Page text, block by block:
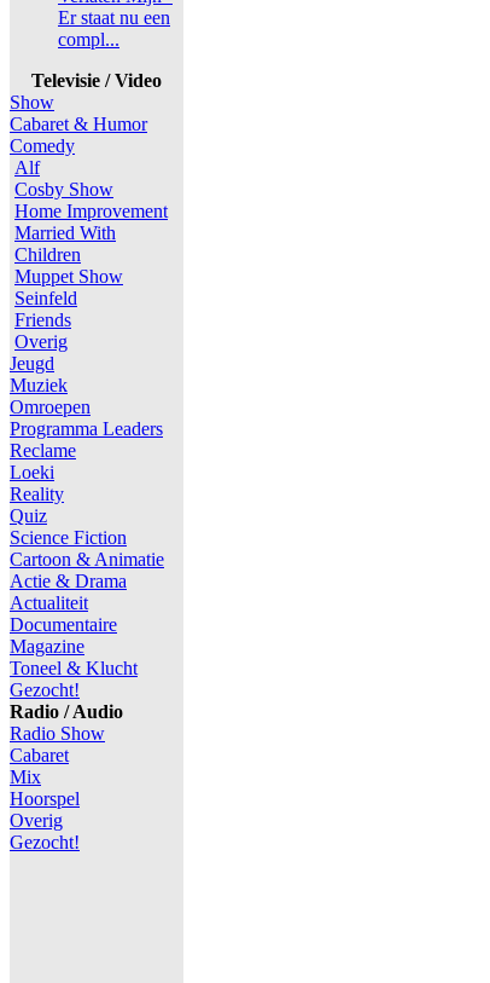
Er staat nu een
compl...
Televisie / Video
Show
Cabaret & Humor
Comedy
Alf
Cosby Show
Home Improvement
Married With
Children
Muppet Show
Seinfeld
Friends
Overig
Jeugd
Muziek
Omroepen
Programma Leaders
Reclame
Loeki
Reality
Quiz
Science Fiction
Cartoon & Animatie
Actie & Drama
Actualiteit
Documentaire
Magazine
Toneel & Klucht
Gezocht!
Radio / Audio
Radio Show
Cabaret
Mix
Hoorspel
Overig
Gezocht!